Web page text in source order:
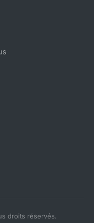
droits réservés.